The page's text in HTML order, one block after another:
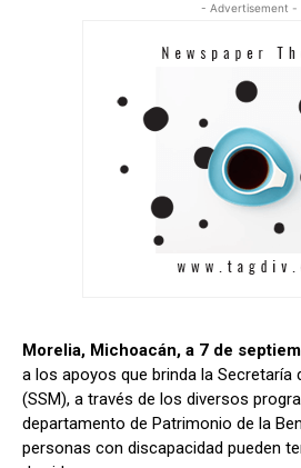
- Advertisement -
Morelia, Michoacán, a 7 de
a los apoyos que brinda la Secretaría
(SSM), a través de los diversos
departamento de Patrimonio de la
personas con discapacidad pueden